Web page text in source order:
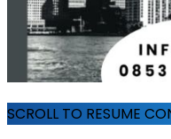
SCROLL TO RESUME